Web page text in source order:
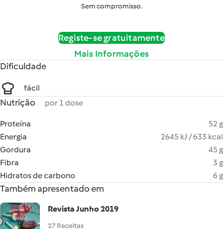
Sem compromisso.
Registe-se gratuitamente
Mais Informações
Dificuldade
fácil
Nutrição por 1 dose
Proteína
52 g
Energia
2645 kJ / 633 kcal
Gordura
45 g
Fibra
3 g
Hidratos de carbono
6 g
Também apresentado em
Revista Junho 2019
27 Receitas